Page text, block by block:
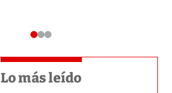
Lo más leído